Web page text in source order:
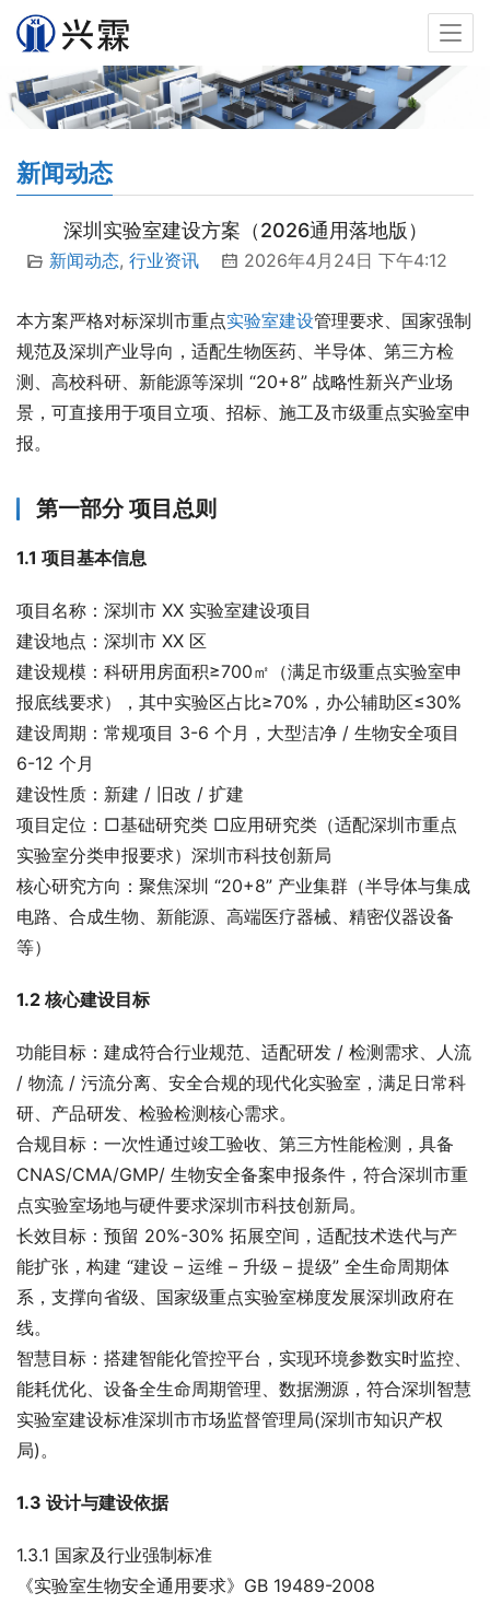
新闻动态
深圳实验室建设方案（2026通用落地版）
新闻动态, 行业资讯 2026年4月24日 下午4:12
本方案严格对标深圳市重点实验室建设管理要求、国家强制
规范及深圳产业导向，适配生物医药、半导体、第三方检
测、高校科研、新能源等深圳 “20+8” 战略性新兴产业场
景，可直接用于项目立项、招标、施工及市级重点实验室申
报。
第一部分 项目总则
1.1 项目基本信息
项目名称：深圳市 XX 实验室建设项目
建设地点：深圳市 XX 区
建设规模：科研用房面积≥700㎡（满足市级重点实验室申
报底线要求），其中实验区占比≥70%，办公辅助区≤30%
建设周期：常规项目 3-6 个月，大型洁净 / 生物安全项目
6-12 个月
建设性质：新建 / 旧改 / 扩建
项目定位：□基础研究类 □应用研究类（适配深圳市重点
实验室分类申报要求）深圳市科技创新局
核心研究方向：聚焦深圳 “20+8” 产业集群（半导体与集成
电路、合成生物、新能源、高端医疗器械、精密仪器设备
等）
1.2 核心建设目标
功能目标：建成符合行业规范、适配研发 / 检测需求、人流
/ 物流 / 污流分离、安全合规的现代化实验室，满足日常科
研、产品研发、检验检测核心需求。
合规目标：一次性通过竣工验收、第三方性能检测，具备
CNAS/CMA/GMP/ 生物安全备案申报条件，符合深圳市重
点实验室场地与硬件要求深圳市科技创新局。
长效目标：预留 20%-30% 拓展空间，适配技术迭代与产
能扩张，构建 “建设 – 运维 – 升级 – 提级” 全生命周期体
系，支撑向省级、国家级重点实验室梯度发展深圳政府在
线。
智慧目标：搭建智能化管控平台，实现环境参数实时监控、
能耗优化、设备全生命周期管理、数据溯源，符合深圳智慧
实验室建设标准深圳市市场监督管理局(深圳市知识产权
局)。
1.3 设计与建设依据
1.3.1 国家及行业强制标准
《实验室生物安全通用要求》GB 19489-2008